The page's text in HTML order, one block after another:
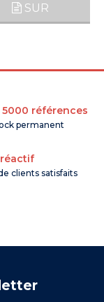
SUR
5000 références
permanent
réactif
clients satisfaits